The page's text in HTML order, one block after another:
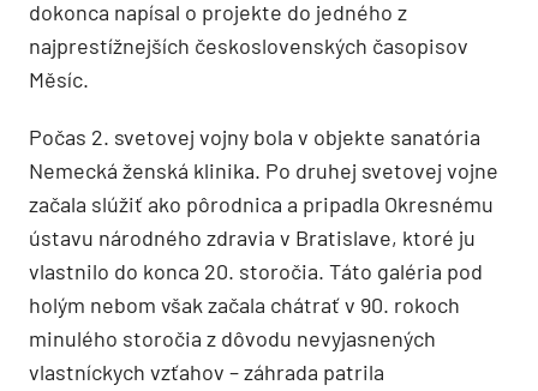
dokonca napísal o projekte do jedného z
najprestížnejších československých časopisov
Měsíc.
Počas 2. svetovej vojny bola v objekte sanatória
Nemecká ženská klinika. Po druhej svetovej vojne
začala slúžiť ako pôrodnica a pripadla Okresnému
ústavu národného zdravia v Bratislave, ktoré ju
vlastnilo do konca 20. storočia. Táto galéria pod
holým nebom však začala chátrať v 90. rokoch
minulého storočia z dôvodu nevyjasnených
vlastníckych vzťahov – záhrada patrila